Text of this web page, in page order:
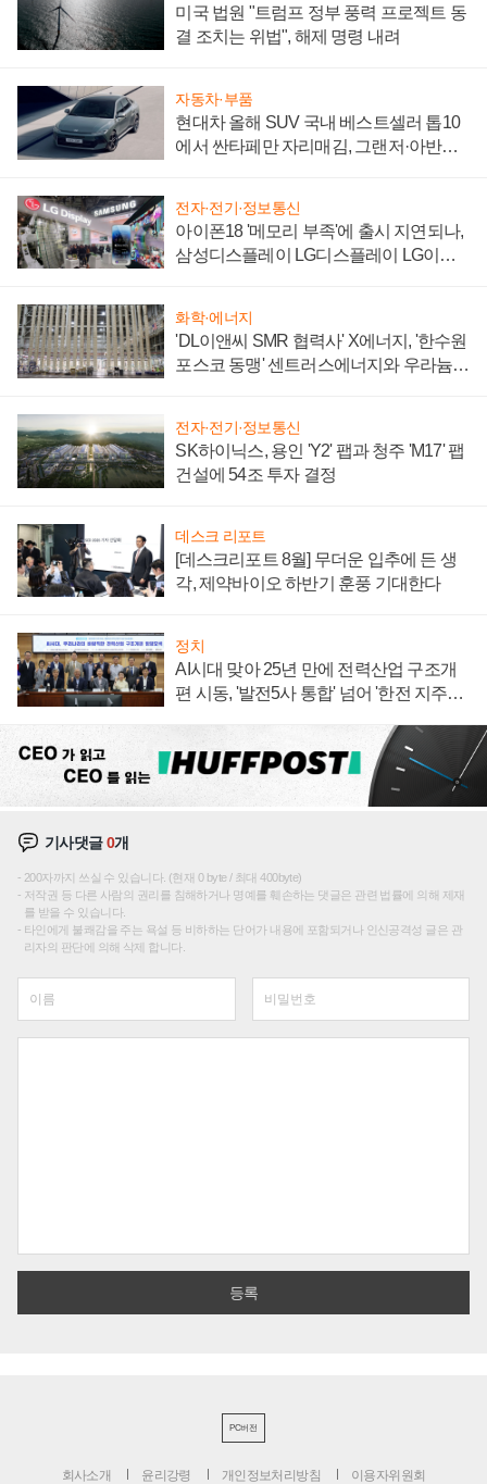
미국 법원 "트럼프 정부 풍력 프로젝트 동
결 조치는 위법", 해제 명령 내려
자동차·부품
현대차 올해 SUV 국내 베스트셀러 톱10
에서 싼타페만 자리매김, 그랜저·아반떼
전자·전기·정보통신
아이폰18 '메모리 부족'에 출시 지연되나,
삼성디스플레이 LG디스플레이 LG이노
화학·에너지
'DL이앤씨 SMR 협력사' X에너지, '한수원
포스코 동맹' 센트러스에너지와 우라늄
전자·전기·정보통신
SK하이닉스, 용인 'Y2' 팹과 청주 'M17' 팹
건설에 54조 투자 결정
데스크 리포트
[데스크리포트 8월] 무더운 입추에 든 생
각, 제약바이오 하반기 훈풍 기대한다
정치
AI시대 맞아 25년 만에 전력산업 구조개
편 시동, '발전5사 통합' 넘어 '한전 지주사'
기사댓글0개
200자까지 쓰실 수 있습니다. (현재 0 byte / 최대 400byte)
저작권 등 다른 사람의 권리를 침해하거나 명예를 훼손하는 댓글은 관련 법률에 의해 제재
를 받을 수 있습니다.
타인에게 불쾌감을 주는 욕설 등 비하하는 단어가 내용에 포함되거나 인신공격성 글은 관
리자의 판단에 의해 삭제 합니다.
PC버전
회사소개 윤리강령 개인정보처리방침 이용자위원회